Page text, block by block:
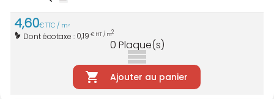
4,60€TTC / m2
Dont écotaxe : 0,19 € HT / m2
0 Plaque(s)
Ajouter au panier